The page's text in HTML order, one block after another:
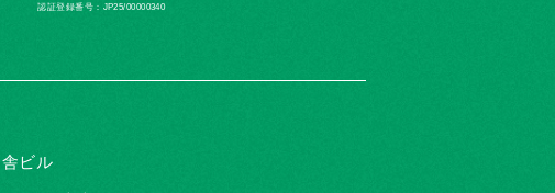
認証登録番号：JP25/00000340
ビル